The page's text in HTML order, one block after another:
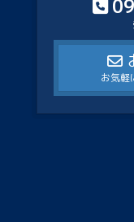
お気軽